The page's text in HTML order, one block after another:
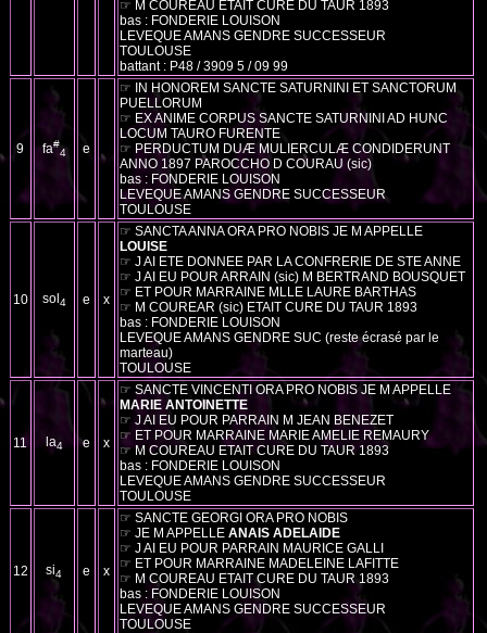
☞ M COUREAU ETAIT CURE DU TAUR 1893
bas : FONDERIE LOUISON
LEVEQUE AMANS GENDRE SUCCESSEUR
TOULOUSE
battant : P48 / 3909 5 / 09 99
9 fa#
4 e
☞ IN HONOREM SANCTE SATURNINI ET SANCTORUM
PUELLORUM
☞ EX ANIME CORPUS SANCTE SATURNINI AD HUNC
LOCUM TAURO FURENTE
☞ PERDUCTUM DUÆ MULIERCULÆ CONDIDERUNT
ANNO 1897 PAROCCHO D COURAU (sic)
bas : FONDERIE LOUISON
LEVEQUE AMANS GENDRE SUCCESSEUR
TOULOUSE
10 sol4 e x
☞ SANCTA ANNA ORA PRO NOBIS JE M APPELLE
LOUISE
☞ J AI ETE DONNEE PAR LA CONFRERIE DE STE ANNE
☞ J AI EU POUR ARRAIN (sic) M BERTRAND BOUSQUET
☞ ET POUR MARRAINE MLLE LAURE BARTHAS
☞ M COUREAR (sic) ETAIT CURE DU TAUR 1893
bas : FONDERIE LOUISON
LEVEQUE AMANS GENDRE SUC (reste écrasé par le
marteau)
TOULOUSE
11 la4 e x
☞ SANCTE VINCENTI ORA PRO NOBIS JE M APPELLE
MARIE ANTOINETTE
☞ J AI EU POUR PARRAIN M JEAN BENEZET
☞ ET POUR MARRAINE MARIE AMELIE REMAURY
☞ M COUREAU ETAIT CURE DU TAUR 1893
bas : FONDERIE LOUISON
LEVEQUE AMANS GENDRE SUCCESSEUR
TOULOUSE
12 si4 e x
☞ SANCTE GEORGI ORA PRO NOBIS
☞ JE M APPELLE ANAIS ADELAIDE
☞ J AI EU POUR PARRAIN MAURICE GALLI
☞ ET POUR MARRAINE MADELEINE LAFITTE
☞ M COUREAU ETAIT CURE DU TAUR 1893
bas : FONDERIE LOUISON
LEVEQUE AMANS GENDRE SUCCESSEUR
TOULOUSE